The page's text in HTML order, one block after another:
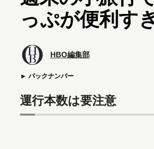
っぷが便利す
HBO編集部
バックナンバー
運行本数は要注意